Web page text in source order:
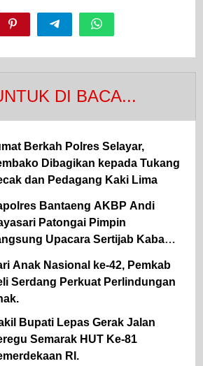
DI BACA...
Berkah Polres Selayar,
Dibagikan kepada Tukang
dan Pedagang Kaki Lima
Bantaeng AKBP Andi
Patongai Pimpin
Upacara Sertijab Kabag
Anak Nasional ke-42, Pemkab
Serdang Perkuat Perlindungan
Bupati Lepas Gerak Jalan
Semarak HUT Ke-81
RI.